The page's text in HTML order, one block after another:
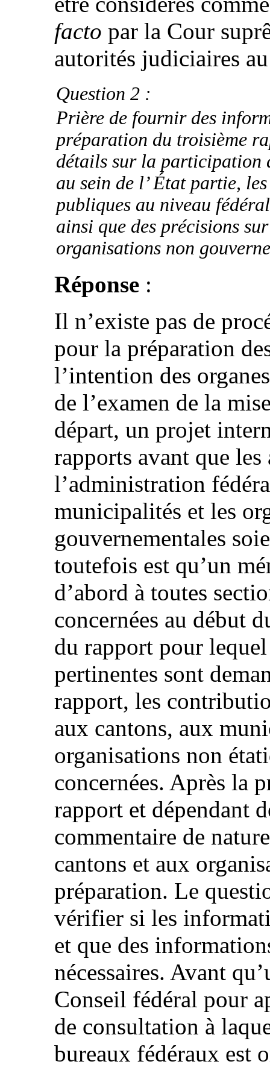
facto par la Cour
autorités judiciaires
Question 2 :
Prière de fournir des
préparation du troisième
détails sur la participation
au sein de l’ État partie,
publiques au niveau
ainsi que des précisions
organisations non
Réponse :
Il n’existe pas de
pour la préparation
l’intention des
de l’examen de la
départ, un projet
rapports avant que les
l’administration
municipalités et les
gouvernementales
toutefois est qu’un
d’abord à toutes
concernées au début
du rapport pour
pertinentes sont
rapport, les
aux cantons, aux
organisations non
concernées. Après la
rapport et dépendant
commentaire de
cantons et aux
préparation. Le
vérifier si les
et que des
nécessaires. Avant
Conseil fédéral pour
de consultation à
bureaux fédéraux est